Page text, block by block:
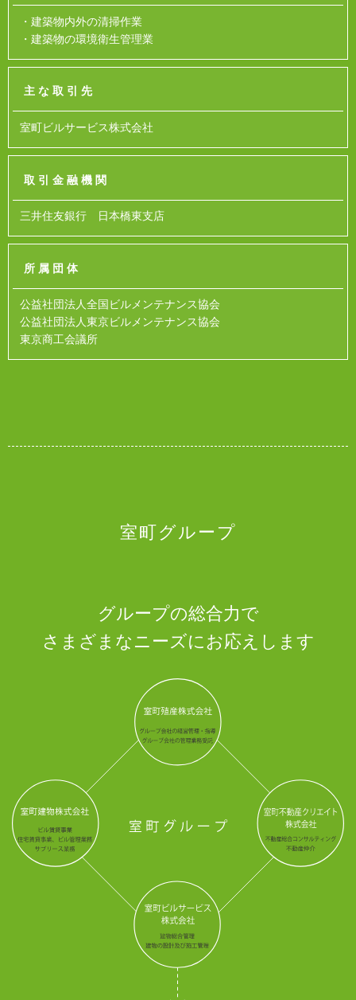
・建築物内外の清掃作業
・建築物の環境衛生管理業
主な取引先
室町ビルサービス株式会社
取引金融機関
三井住友銀行 日本橋東支店
所属団体
公益社団法人全国ビルメンテナンス協会
公益社団法人東京ビルメンテナンス協会
東京商工会議所
室町グループ
グループの総合力で
さまざまなニーズにお応えします